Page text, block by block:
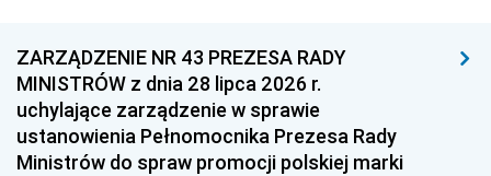
ZARZĄDZENIE NR 43 PREZESA RADY
MINISTRÓW z dnia 28 lipca 2026 r.
uchylające zarządzenie w sprawie
ustanowienia Pełnomocnika Prezesa Rady
Ministrów do spraw promocji polskiej marki